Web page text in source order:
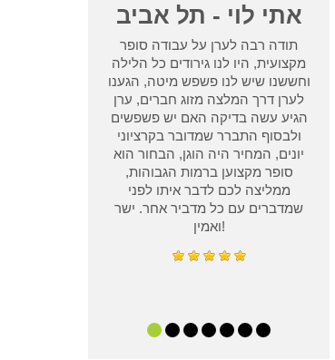
אתי לוי - תל אביב
תודה רבה לערן על עבודה סופר
מקצועית, היו לנו גירודים כל הלילה
וחששנו שיש לנו פשפש מיטה, הגענו
לערן דרך המלצה מזוג חברים, ערן
הגיע עשה בדיקה האם יש פשפשים
ולבסוף התברר שמדובר בקרציוני
יונים, המחיר היה הוגן, הבחור הוא
סופר מקצוען ברמות הגבוהות,
ממליצה לכם לדבר איתו לפני
שמדברים עם כל מדביר אחר. ישר
ואמין!